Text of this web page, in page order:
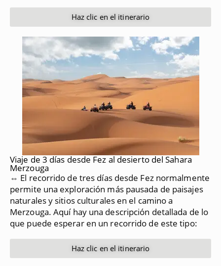
Haz clic en el itinerario
Viaje de 3 días desde Fez al desierto del Sahara
Merzouga
⇔ El recorrido de tres días desde Fez normalmente
permite una exploración más pausada de paisajes
naturales y sitios culturales en el camino a
Merzouga. Aquí hay una descripción detallada de lo
que puede esperar en un recorrido de este tipo:
Haz clic en el itinerario